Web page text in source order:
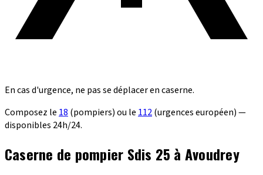
En cas d'urgence, ne pas se déplacer en caserne.
Composez le 18 (pompiers) ou le 112(urgences européen) —
disponibles 24h/24.
Caserne de pompier Sdis 25 à Avoudrey